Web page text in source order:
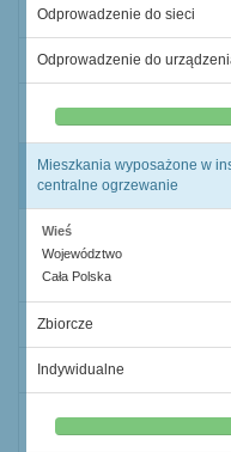
Odprowadzenie do sieci
Odprowadzenie do
0,0%
Mieszkania wyposażone w
centralne ogrzewanie
Wieś
Województwo
Cała Polska
Zbiorcze
Indywidualne
0,0%